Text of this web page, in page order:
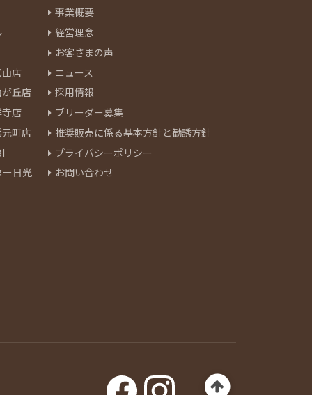
店
丘店
店
町店
日光
事業概要
経営理念
お客さまの声
ニュース
採用情報
ブリーダー募集
推奨販売に係る基本方針と勧誘方針
プライバシーポリシー
お問い合わせ